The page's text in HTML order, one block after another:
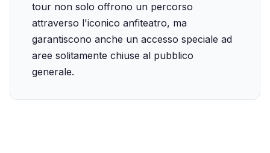
tour non solo offrono un percorso
attraverso l'iconico anfiteatro, ma
garantiscono anche un accesso speciale ad
aree solitamente chiuse al pubblico
generale.